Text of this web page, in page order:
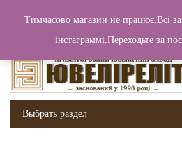
Вход / Регистрация
Выбрать раздел
Тимчасово магазин не працює.Всі
інстаграммі.Переходьте за